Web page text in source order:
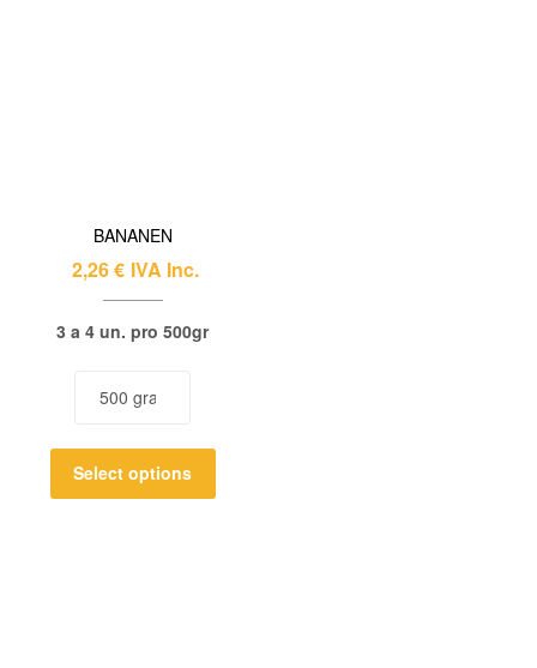
BANANEN
2,26€ IVA Inc.
3 a 4 un. pro 500gr
Select options